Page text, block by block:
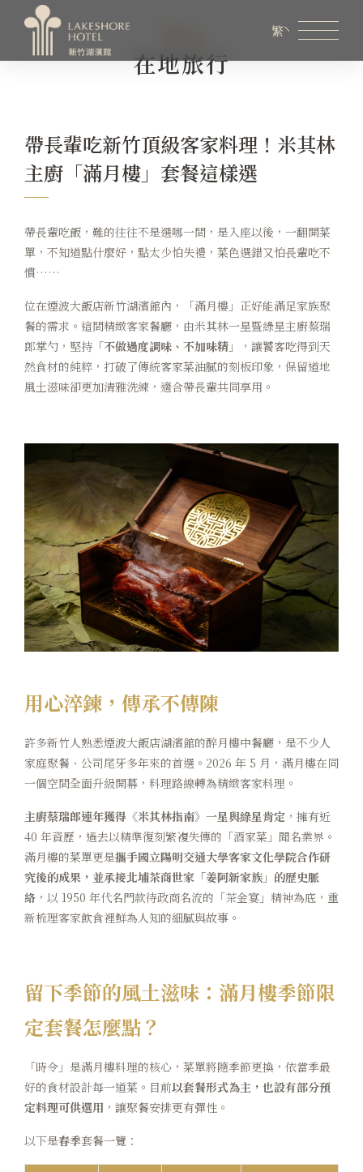
繁
在地旅行
帶長輩吃新竹頂級客家料理！米其林
主廚「滿月樓」套餐這樣選
帶長輩吃飯，難的往往不是選哪一間，是入座以後，一翻開菜
單，不知道點什麼好，點太少怕失禮，菜色選錯又怕長輩吃不
慣……
位在煙波大飯店新竹湖濱館內，「滿月樓」正好能滿足家族聚
餐的需求。這間精緻客家餐廳，由米其林一星暨綠星主廚蔡瑞
郎掌勺，堅持 「不做過度調味、不加味精」
，讓饕客吃得到天
然食材的純粹，打破了傳統客家菜油膩的刻板印象，保留道地
風土滋味卻更加清雅洗練，適合帶長輩共同享用。
用心淬鍊，傳承不傳陳
許多新竹人熟悉煙波大飯店湖濱館的醉月樓中餐廳，是不少人
家庭聚餐、公司尾牙多年來的首選。2026 年 5 月，滿月樓在同
一個空間全面升級開幕，料理路線轉為精緻客家料理。
主廚蔡瑞郎連年獲得《米其林指南》一星與綠星肯定 ，擁有近
40 年資歷，過去以精準復刻繁複失傳的「酒家菜」聞名業界。
滿月樓的菜單更是攜手國立陽明交通大學客家文化學院合作研
究後的成果，並承接北埔茶商世家「姜阿新家族」的歷史脈
絡 ，以 1950 年代名門款待政商名流的「茶金宴」精神為底，重
新梳理客家飲食裡鮮為人知的細膩與故事。
留下季節的風土滋味：滿月樓季節限
定套餐怎麼點？
「時令」是滿月樓料理的核心，菜單將隨季節更換，依當季最
好的食材設計每一道菜。目前以套餐形式為主，也設有部分預
定料理可供選用 ，讓聚餐安排更有彈性。
以下是春季套餐一覽：
關於煙波
客房資訊
餐飲美饌
婚宴會議
新訊優惠
設施服務
卡樂次元
在地旅行
永續專區
常見問題
聯絡我們
煙波顧客評論